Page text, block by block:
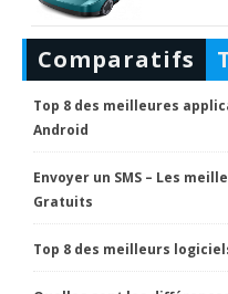
Comparatifs
Top 8 des meilleures
Android
Envoyer un SMS – Les
Gratuits
Top 8 des meilleurs